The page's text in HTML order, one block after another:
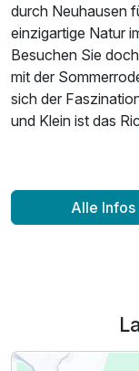
Für 6 Tage
durch Neuhausen
einzigartige Natur
Besuchen Sie
mit der
sich der
und Klein ist das
Alle Infos